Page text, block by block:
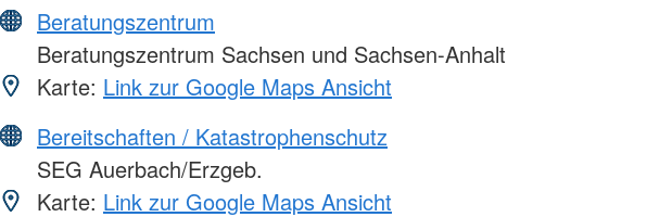
Beratungszentrum
Beratungszentrum Sachsen und Sachsen-Anhalt
Karte: Link zur Google Maps Ansicht
Bereitschaften / Katastrophenschutz
SEG Auerbach/Erzgeb.
Karte: Link zur Google Maps Ansicht